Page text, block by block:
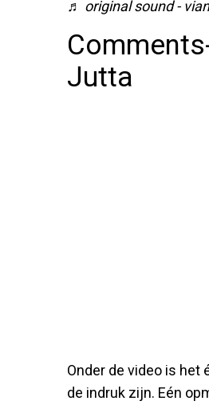
♬ original sound -
Jutta
Onder de video is het
de indruk zijn. Eén